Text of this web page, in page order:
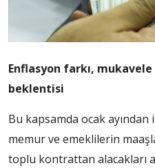
Enflasyon farkı, mukavele
beklentisi
Bu kapsamda ocak
memur ve emeklilerin
toplu kontrattan alacakları